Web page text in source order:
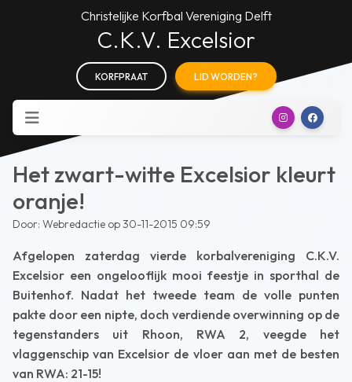
Christelijke Korfbal Vereniging Delft
C.K.V. Excelsior
KORFPRAAT LID WORDEN?
Het zwart-witte Excelsior kleurt
oranje!
Door: Webredactie op 30-11-2015 09:59
Afgelopen zaterdag vierde korbalvereniging C.K.V.
Excelsior een ongelooflijk mooi feestje in sporthal de
Buitenhof. Nadat het tweede team de volle punten
pakte door een nipte, doch verdiende overwinning op de
tegenstanders uit Rhoon, RWA 2, veegde het
vlaggenschip van Excelsior de vloer aan met de besten
van RWA: 21-15!